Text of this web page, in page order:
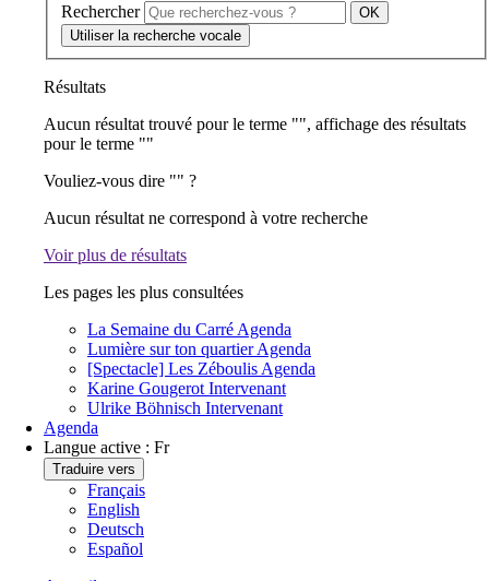
Rechercher
Utiliser la recherche vocale
Résultats
Aucun résultat trouvé pour le terme "", affichage des résultats
pour le terme ""
Vouliez-vous dire "" ?
Aucun résultat ne correspond à votre recherche
Voir plus de résultats
Les pages les plus consultées
La Semaine du Carré Agenda
Lumière sur ton quartier Agenda
[Spectacle] Les Zéboulis Agenda
Karine Gougerot Intervenant
Ulrike Böhnisch Intervenant
Agenda
Langue active : Fr
Traduire vers
Français
English
Deutsch
Español